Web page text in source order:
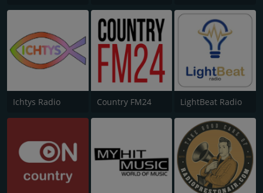
Ichtys Radio Country FM24 LightBeat Radio